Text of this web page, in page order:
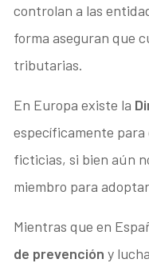
controlan a las
forma aseguran que
tributarias.
En Europa existe la
específicamente
ficticias, si bien aún
miembro para
Mientras que en
de prevención y lucha